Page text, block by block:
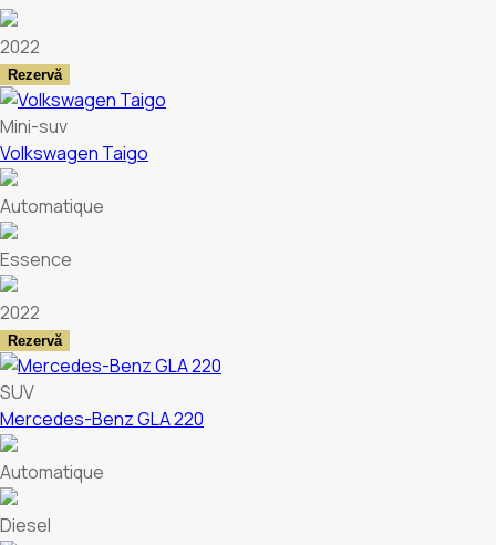
2022
Rezervă
Mini-suv
Volkswagen Taigo
Automatique
Essence
2022
Rezervă
SUV
Mercedes-Benz GLA 220
Automatique
Diesel